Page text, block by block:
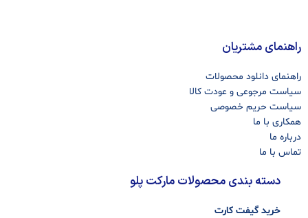
راهنمای مشتریان
راهنمای دانلود محصولات
سیاست مرجوعی و عودت کالا
سیاست حریم خصوصی
همکاری با ما
درباره ما
تماس با ما
دسته بندی محصولات مارکت پلو
خرید گیفت کارت